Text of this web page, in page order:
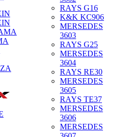
RAYS G16
K&K KC906
MERSEDES
3603
RAYS G25
MERSEDES
3604
RAYS RE30
MERSEDES
3605
RAYS TE37
MERSEDES
3606
MERSEDES